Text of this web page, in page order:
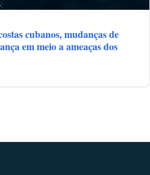
cubanos, mudanças de
em meio a ameaças dos